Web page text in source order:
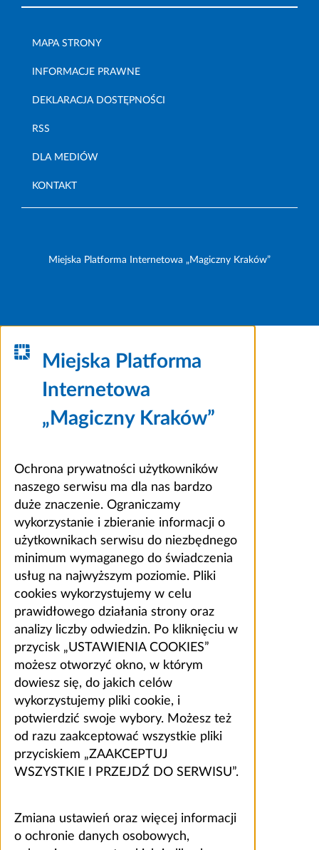
MAPA STRONY
INFORMACJE PRAWNE
DEKLARACJA DOSTĘPNOŚCI
RSS
DLA MEDIÓW
KONTAKT
Miejska Platforma Internetowa „Magiczny Kraków”
Miejska Platforma
Internetowa
„Magiczny Kraków”
Ochrona prywatności użytkowników
naszego serwisu ma dla nas bardzo
duże znaczenie. Ograniczamy
wykorzystanie i zbieranie informacji o
użytkownikach serwisu do niezbędnego
minimum wymaganego do świadczenia
usług na najwyższym poziomie. Pliki
cookies wykorzystujemy w celu
prawidłowego działania strony oraz
analizy liczby odwiedzin. Po kliknięciu w
przycisk „USTAWIENIA COOKIES”
możesz otworzyć okno, w którym
dowiesz się, do jakich celów
wykorzystujemy pliki cookie, i
potwierdzić swoje wybory. Możesz też
od razu zaakceptować wszystkie pliki
przyciskiem „ZAAKCEPTUJ
WSZYSTKIE I PRZEJDŹ DO SERWISU”.
Zmiana ustawień oraz więcej informacji
o ochronie danych osobowych,